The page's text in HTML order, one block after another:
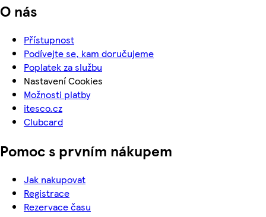
O nás
Přístupnost
Podívejte se, kam doručujeme
Poplatek za službu
Nastavení Cookies
Možnosti platby
itesco.cz
Clubcard
Pomoc s prvním nákupem
Jak nakupovat
Registrace
Rezervace času